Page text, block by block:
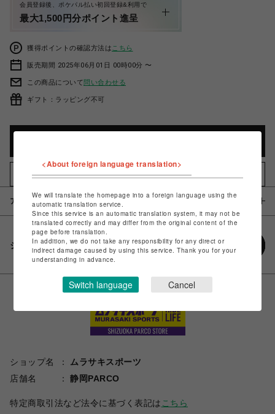
会員登録後、ポケパル払い初回登録&利用で
最大1,500円分ポイント進呈
獲得ポイントの確認方法は こちら
販売期間 2025年06月01日 00時00分 〜
この商品について問い合わせる
ギフト：ラッピング不可
お気に入りアイテムに追加
アイテム説明 / 素材
シェアする
ショップ名
ムラサキスポーツ
店舗名
静岡PARCO
特定商取引法など法令に基づく表記は こちら
<About foreign language translation>
We will translate the homepage into a foreign language using the
automatic translation service.
Since this service is an automatic translation system, it may not be
translated correctly and may differ from the original content of the
page before translation.
In addition, we do not take any responsibility for any direct or
indirect damage caused by using this service. Thank you for your
understanding in advance.
Switch language Cancel